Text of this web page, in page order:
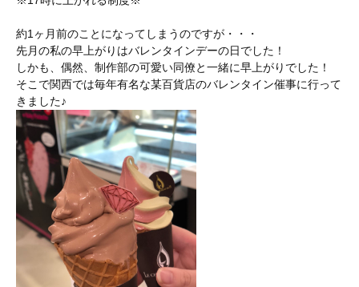
約1ヶ月前のことになってしまうのですが・・・
先月の私の早上がりはバレンタインデーの日でした！
しかも、偶然、制作部の可愛い同僚と一緒に早上がりでした！
そこで関西では毎年有名な某百貨店のバレンタイン催事に行って
きました♪